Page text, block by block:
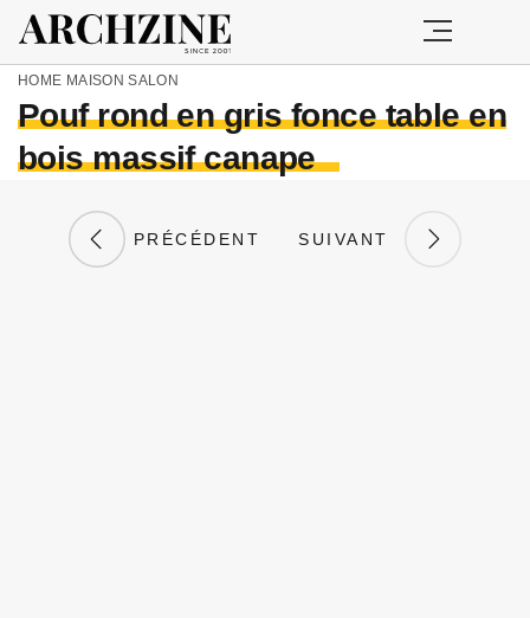
HOME MAISON SALON
Pouf rond en gris fonce table en
bois massif canape
PRÉCÉDENT SUIVANT